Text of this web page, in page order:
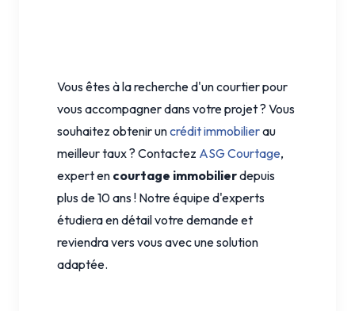
Vous êtes à la recherche d'un courtier pour
vous accompagner dans votre projet ? Vous
souhaitez obtenir uncrédit immobilierau
meilleur taux ? Contactez ASG Courtage,
expert en courtage immobilierdepuis
plus de 10 ans ! Notre équipe d'experts
étudiera en détail votre demande et
reviendra vers vous avec une solution
adaptée.